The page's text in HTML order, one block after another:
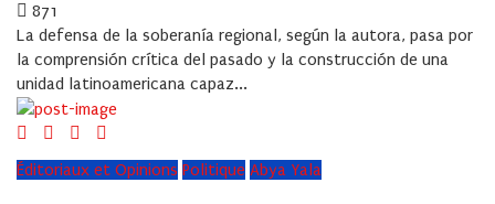
871
La defensa de la soberanía regional, según la autora, pasa por
la comprensión crítica del pasado y la construcción de una
unidad latinoamericana capaz...
Éditoriaux et Opinions Politique Abya Yala